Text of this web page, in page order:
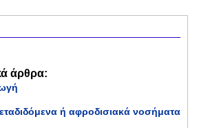
άρθρα:
ή αφροδισιακά νοσήματα